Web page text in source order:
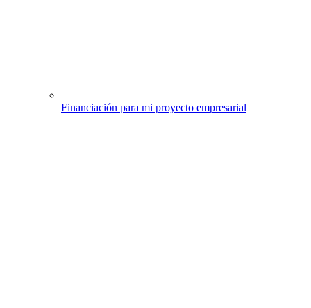
Financiación para mi proyecto empresarial